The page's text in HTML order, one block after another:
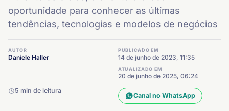
oportunidade para conhecer as últimas
tendências, tecnologias e modelos de negócios
AUTOR
Daniele Haller
PUBLICADO EM
14 de junho de 2023, 11:35
ATUALIZADO EM
20 de junho de 2025, 06:24
5 min de leitura
Canal no WhatsApp